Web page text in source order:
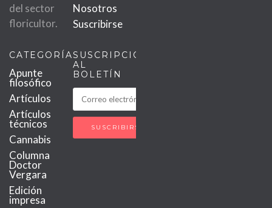
del sector
floricultor.
Nosotros
Suscribirse
CATEGORÍAS
Apunte
filosófico
Artículos
Artículos
técnicos
Cannabis
Columna
Doctor
Vergara
Edición
impresa
SUSCRIPCIÓN
AL
BOLETÍN